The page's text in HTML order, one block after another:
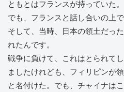
ともとはフランスが持っていた。
でも、フランスと話し合いの上
そして、当時、日本の領土だっ
れたんです。
戦争に負けて、これはとられて
ましたけれども、フィリピンが
と名付けた。でも、チャイナは